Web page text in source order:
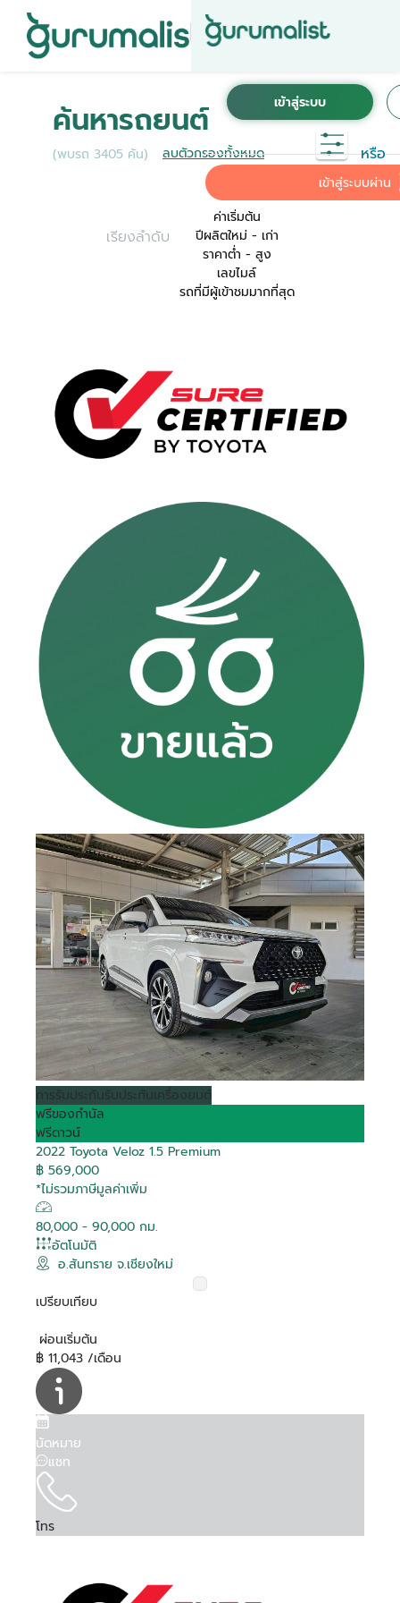
หรือ
เข้าสู่ระบบผ่าน
ค้นหารถยนต์
(พบรถ 3405 คัน) ลบตัวกรองทั้งหมด
เรียงลำดับ
ค่าเริ่มต้น
ปีผลิตใหม่ - เก่า
ราคาต่ำ - สูง
เลขไมล์
รถที่มีผู้เข้าชมมากที่สุด
การรับประกันรับประกันเครื่องยนต์
ฟรีของกำนัล
ฟรีดาวน์
2022 Toyota Veloz 1.5 Premium
฿ 569,000
*ไม่รวมภาษีมูลค่าเพิ่ม
80,000 - 90,000 กม.
อัตโนมัติ
อ.สันทราย จ.เชียงใหม่
เปรียบเทียบ
ผ่อนเริ่มต้น
฿ 11,043 /เดือน
นัดหมาย
แชท
โทร
เพื่อการใช้งานที่สะดวกที่สุด ระบบจะทำการเชื่อม
ต่อบัญชีการใช้งาน KINTO ของคุณเข้ากับ
Gurumalist